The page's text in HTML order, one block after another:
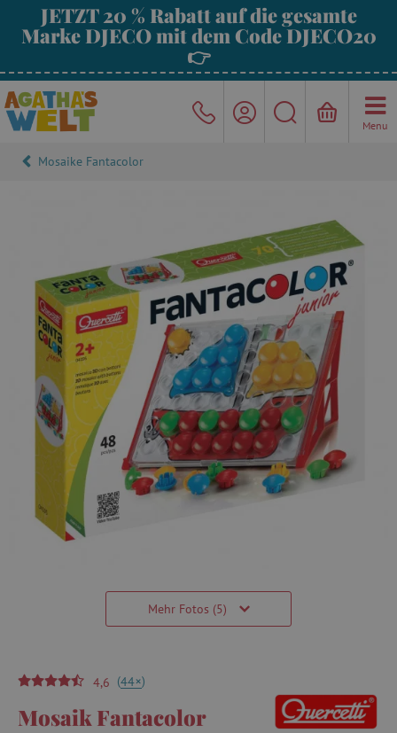
JETZT 20 % Rabatt auf die gesamte
Marke DJECO mit dem Code DJECO20
👉
Menu
Mosaike Fantacolor
Mehr Fotos (5)
4,6 (44+)
Mosaik Fantacolor